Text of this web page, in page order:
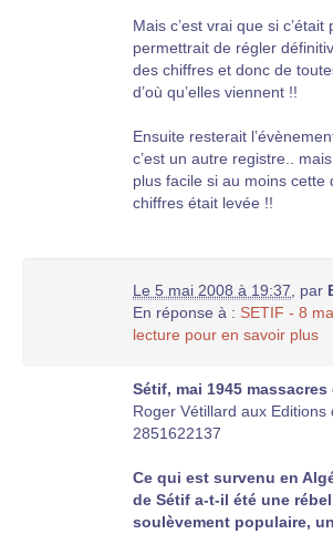
Mais c’est vrai que si c’était
permettrait de régler
des chiffres et donc de
d’où qu’elles viennent !!
Ensuite resterait
c’est un autre registre..
plus facile si au moins cette
chiffres était levée !!
Le 5 mai 2008 à 19:37 par
En réponse à : SETIF - 8
lecture pour en savoir plus
Sétif, mai 1945 massacres
Roger Vétillard aux Editions
2851622137
Ce qui est survenu en
de Sétif a-t-il été une
soulèvement populaire,